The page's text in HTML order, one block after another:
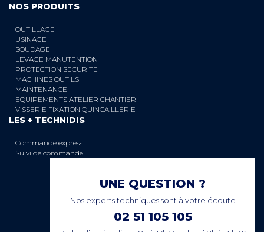
NOS PRODUITS
OUTILLAGE
USINAGE
SOUDAGE
LEVAGE MANUTENTION
PROTECTION SECURITE
MACHINES OUTILS
MAINTENANCE
EQUIPEMENTS ATELIER CHANTIER
VISSERIE FIXATION QUINCAILLERIE
LES + TECHNIDIS
Commande express
Suivi de commande
UNE QUESTION ?
Nos experts techniques sont à votre écoute
02 51 105 105